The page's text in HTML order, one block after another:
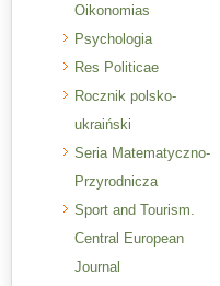
Oikonomias
Psychologia
Res Politicae
Rocznik polsko-
ukraiński
Seria Matematyczno-
Przyrodnicza
Sport and Tourism.
Central European
Journal